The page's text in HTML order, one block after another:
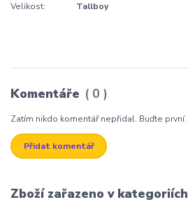
Velikost:
Tallboy
Komentáře 0
Zatím nikdo komentář nepřidal. Buďte první.
Přidat komentář
Zboží zařazeno v kategoriích